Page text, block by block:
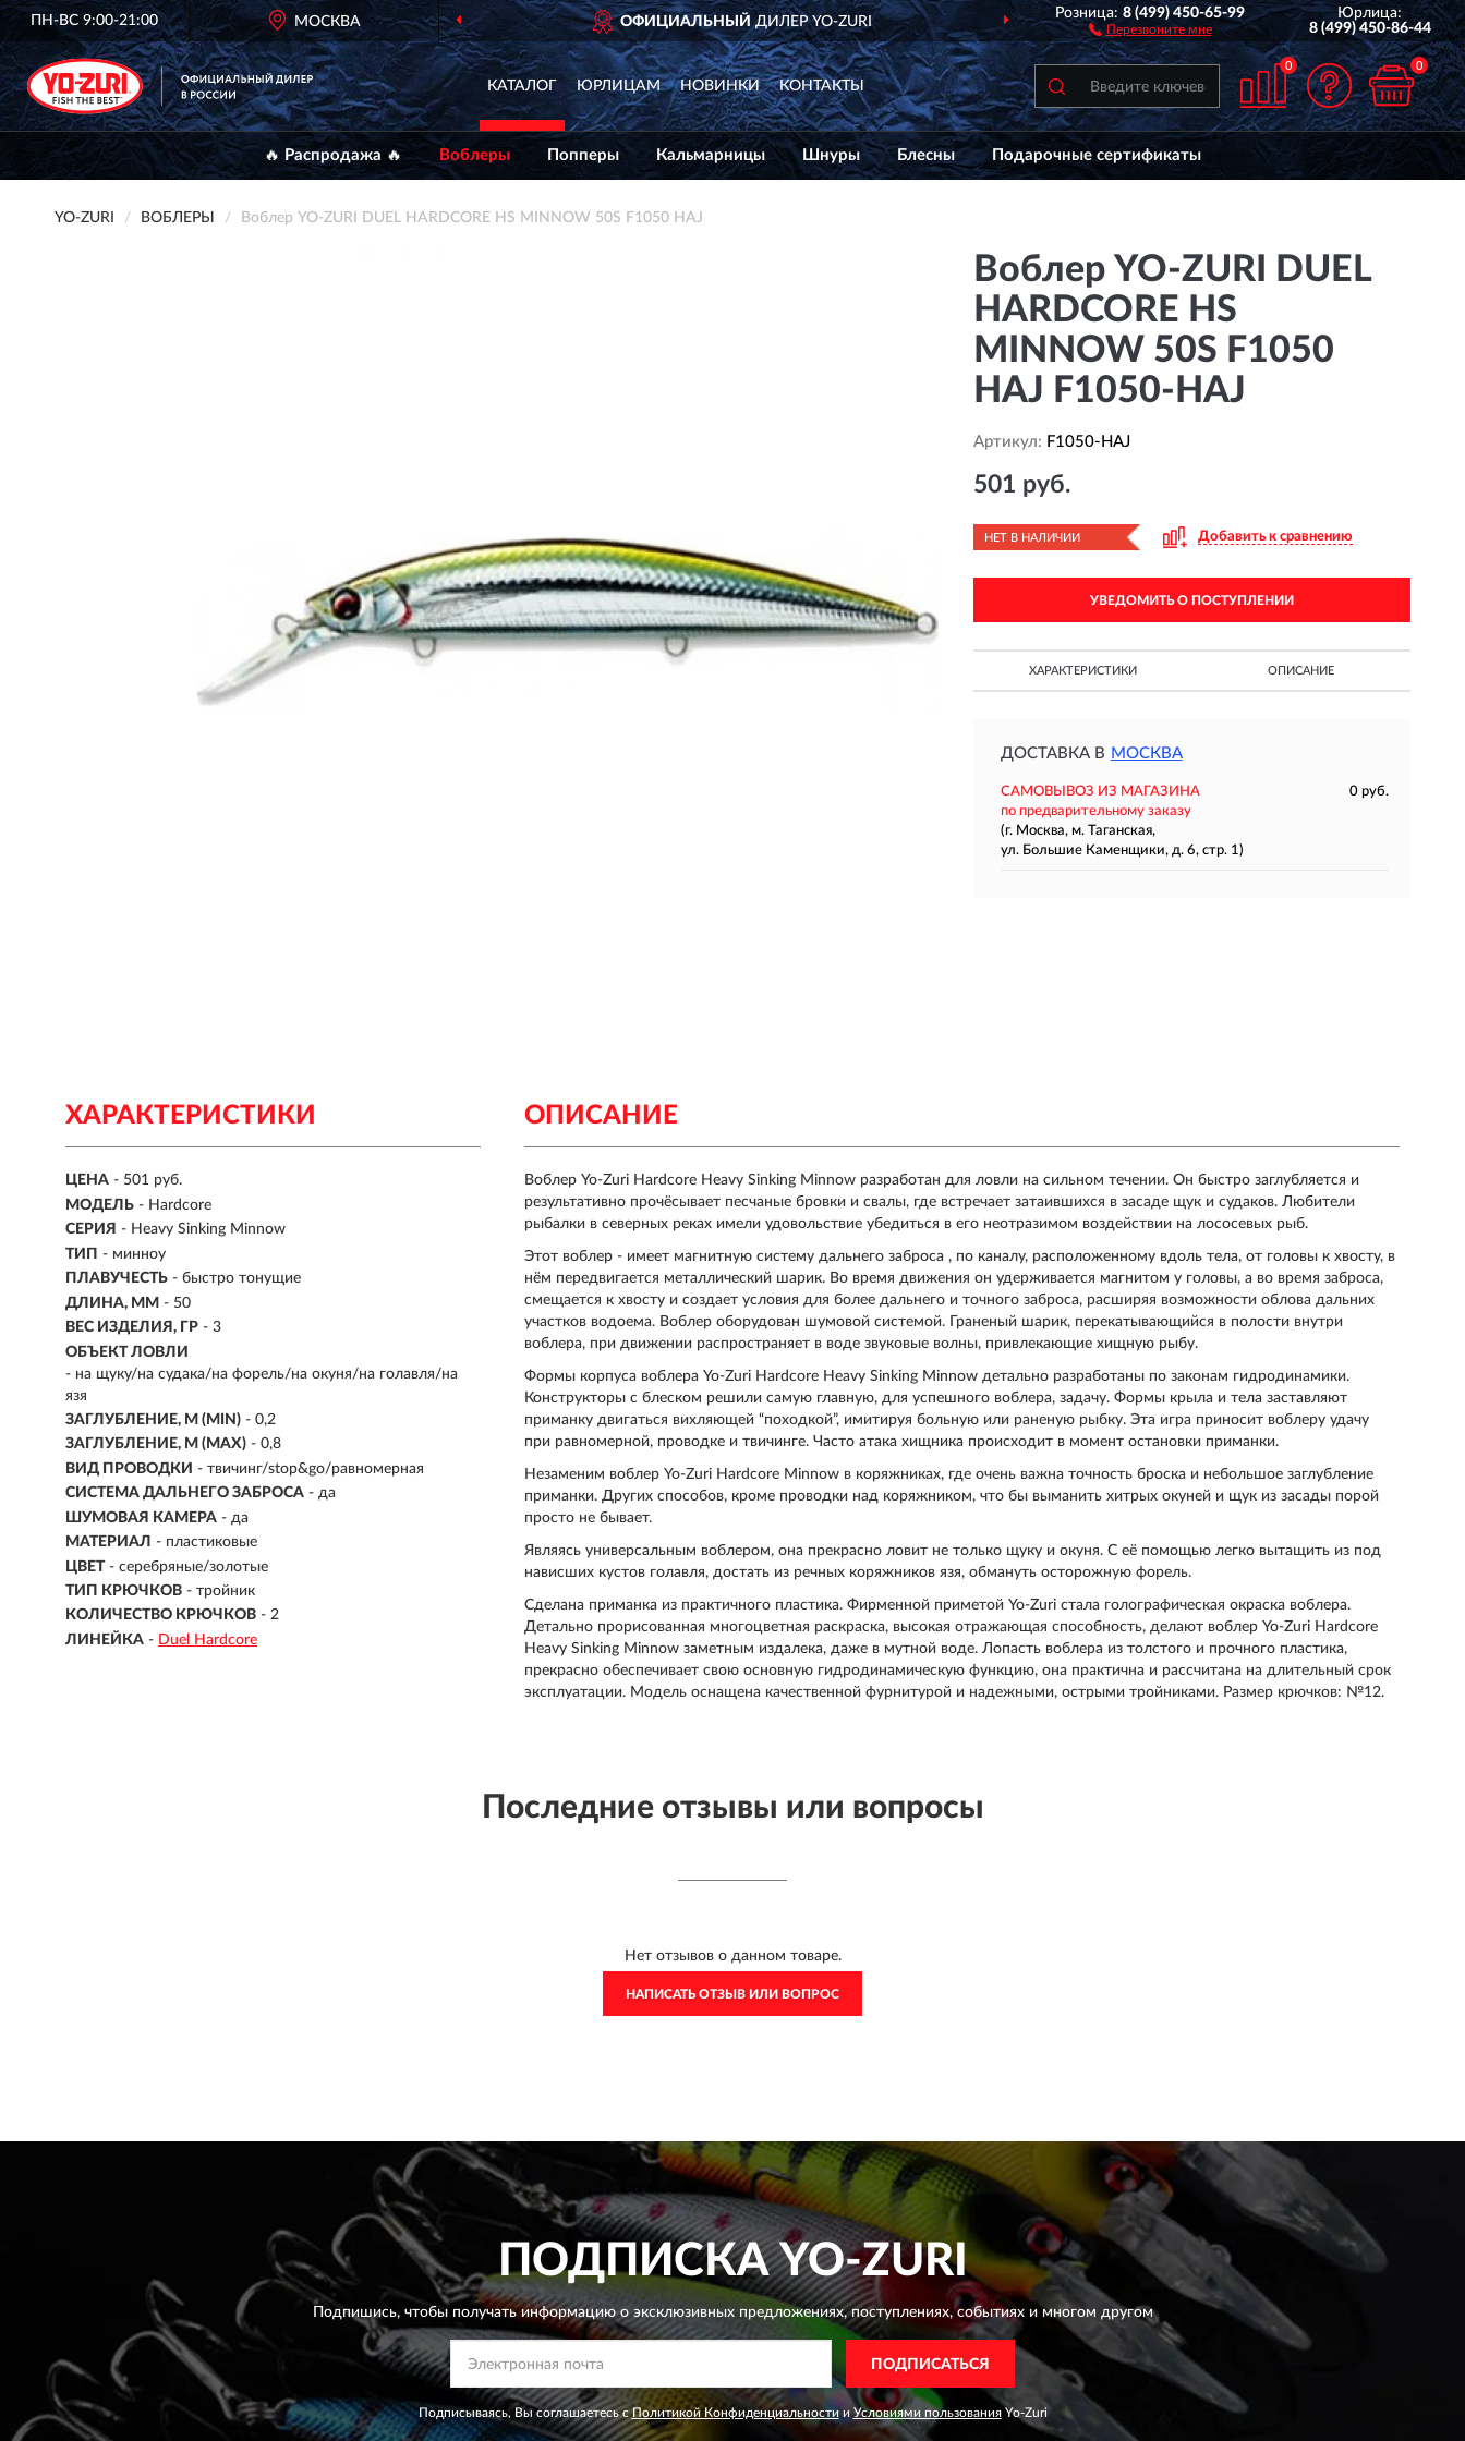
ПН-ВС 9:00-21:00 МОСКВА ОФИЦИАЛЬНЫЙДИЛЕР YO-ZURI ДОСТАВИМПО ВСЕЙ РОССИИ
Розница:8 (499) 450-65-99
Перезвоните мне
Юрлица:
8 (499) 450-86-44
КАТАЛОГ ЮРЛИЦАМ НОВИНКИ КОНТАКТЫ
0 0
🔥 Распродажа 🔥 Воблеры Попперы Кальмарницы Шнуры Блесны Подарочные сертификаты
YO-ZURI ВОБЛЕРЫ Воблер YO-ZURI DUEL HARDCORE HS MINNOW 50S F1050 HAJ
Воблер YO-ZURI DUEL
HARDCORE HS
MINNOW 50S F1050
HAJ F1050-HAJ
Артикул: F1050-HAJ
501 руб.
НЕТ В НАЛИЧИИ Добавить к сравнению
УВЕДОМИТЬ О ПОСТУПЛЕНИИ
ХАРАКТЕРИСТИКИ ОПИСАНИЕ
ДОСТАВКА В МОСКВА
САМОВЫВОЗ ИЗ МАГАЗИНА
0 руб.
по предварительному заказу
(г. Москва, м. Таганская,
ул. Большие Каменщики, д. 6, стр. 1)
ХАРАКТЕРИСТИКИ
ЦЕНА - 501 руб.
МОДЕЛЬ - Hardcore
СЕРИЯ - Heavy Sinking Minnow
ТИП - минноу
ПЛАВУЧЕСТЬ - быстро тонущие
ДЛИНА, ММ - 50
ВЕС ИЗДЕЛИЯ, ГР - 3
ОБЪЕКТ ЛОВЛИ
- на щуку/на судака/на форель/на окуня/на голавля/на
язя
ЗАГЛУБЛЕНИЕ, М (MIN) - 0,2
ЗАГЛУБЛЕНИЕ, М (MAX) - 0,8
ВИД ПРОВОДКИ - твичинг/stop&go/равномерная
СИСТЕМА ДАЛЬНЕГО ЗАБРОСА - да
ШУМОВАЯ КАМЕРА - да
МАТЕРИАЛ - пластиковые
ЦВЕТ - серебряные/золотые
ТИП КРЮЧКОВ - тройник
КОЛИЧЕСТВО КРЮЧКОВ - 2
ЛИНЕЙКА - Duel Hardcore
ОПИСАНИЕ
Воблер Yo-Zuri Hardcore Heavy Sinking Minnow разработан для ловли на сильном течении. Он быстро заглубляется и
результативно прочёсывает песчаные бровки и свалы, где встречает затаившихся в засаде щук и судаков. Любители
рыбалки в северных реках имели удовольствие убедиться в его неотразимом воздействии на лососевых рыб.
Этот воблер - имеет магнитную систему дальнего заброса , по каналу, расположенному вдоль тела, от головы к хвосту, в
нём передвигается металлический шарик. Во время движения он удерживается магнитом у головы, а во время заброса,
смещается к хвосту и создает условия для более дальнего и точного заброса, расширяя возможности облова дальних
участков водоема. Воблер оборудован шумовой системой. Граненый шарик, перекатывающийся в полости внутри
воблера, при движении распространяет в воде звуковые волны, привлекающие хищную рыбу.
Формы корпуса воблера Yo-Zuri Hardcore Heavy Sinking Minnow детально разработаны по законам гидродинамики.
Конструкторы с блеском решили самую главную, для успешного воблера, задачу. Формы крыла и тела заставляют
приманку двигаться вихляющей “походкой”, имитируя больную или раненую рыбку. Эта игра приносит воблеру удачу
при равномерной, проводке и твичинге. Часто атака хищника происходит в момент остановки приманки.
Незаменим воблер Yo-Zuri Hardcore Minnow в коряжниках, где очень важна точность броска и небольшое заглубление
приманки. Других способов, кроме проводки над коряжником, что бы выманить хитрых окуней и щук из засады порой
просто не бывает.
Являясь универсальным воблером, она прекрасно ловит не только щуку и окуня. С её помощью легко вытащить из под
нависших кустов голавля, достать из речных коряжников язя, обмануть осторожную форель.
Сделана приманка из практичного пластика. Фирменной приметой Yo-Zuri стала голографическая окраска воблера.
Детально прорисованная многоцветная раскраска, высокая отражающая способность, делают воблер Yo-Zuri Hardcore
Heavy Sinking Minnow заметным издалека, даже в мутной воде. Лопасть воблера из толстого и прочного пластика,
прекрасно обеспечивает свою основную гидродинамическую функцию, она практична и рассчитана на длительный срок
эксплуатации. Модель оснащена качественной фурнитурой и надежными, острыми тройниками. Размер крючков: №12.
Последние отзывы или вопросы
Нет отзывов о данном товаре.
НАПИСАТЬ ОТЗЫВ ИЛИ ВОПРОС
ПОДПИСКАYO-ZURI
Подпишись, чтобы получать информацию о эксклюзивных предложениях,поступлениях, событиях и многом другом
ПОДПИСАТЬСЯ
Подписываясь, Вы соглашаетесь сПолитикой Конфиденциальности и Условиями пользованияYo-Zuri